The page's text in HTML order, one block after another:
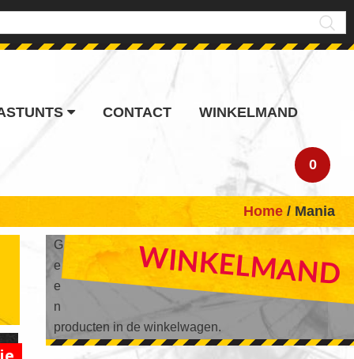
CONTACT WINKELMAND
0
Home / Mania
PRIMARY
SIDEBAR WINKELMAND
G
e
e
n
producten in de winkelwagen.